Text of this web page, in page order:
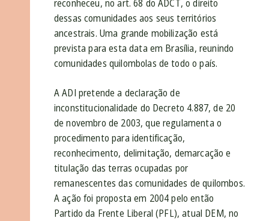
reconheceu, no art. 68 do ADCT, o direito
dessas comunidades aos seus territórios
ancestrais. Uma grande mobilização está
prevista para esta data em Brasília, reunindo
comunidades quilombolas de todo o país.
A ADI pretende a declaração de
inconstitucionalidade do Decreto 4.887, de 20
de novembro de 2003, que regulamenta o
procedimento para identificação,
reconhecimento, delimitação, demarcação e
titulação das terras ocupadas por
remanescentes das comunidades de quilombos.
A ação foi proposta em 2004 pelo então
Partido da Frente Liberal (PFL), atual DEM, no